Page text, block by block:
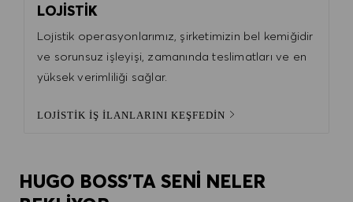
LOJİSTİK
Lojistik operasyonlarımız, şirketimizin bel kemiğidir
ve sorunsuz işleyişi, zamanında teslimatları ve en
yüksek verimliliği sağlar.
LOJİSTİK İŞ İLANLARINI KEŞFEDİN
HUGO BOSS'TA SENİ NELER